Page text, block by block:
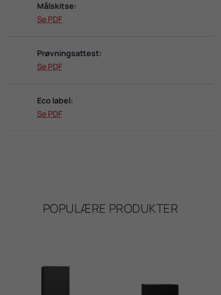
Målskitse:
Se PDF
Prøvningsattest:
Se PDF
Eco label:
Se PDF
POPULÆRE PRODUKTER